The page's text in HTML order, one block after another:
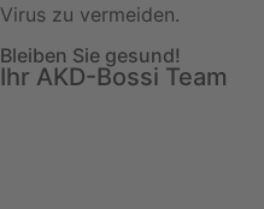
Virus zu vermeiden.
Bleiben Sie gesund!
Ihr AKD-Bossi Team